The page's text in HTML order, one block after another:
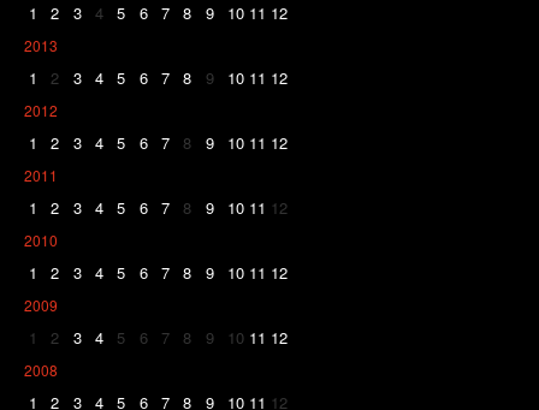
1 2 3 4 5 6 7 8 9 10 11 12
2013
1 2 3 4 5 6 7 8 9 10 11 12
2012
1 2 3 4 5 6 7 8 9 10 11 12
2011
1 2 3 4 5 6 7 8 9 10 11 12
2010
1 2 3 4 5 6 7 8 9 10 11 12
2009
1 2 3 4 5 6 7 8 9 10 11 12
2008
1 2 3 4 5 6 7 8 9 10 11 12